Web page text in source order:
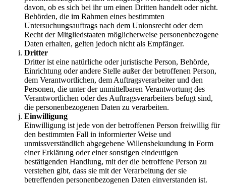
davon, ob es sich bei ihr um einen Dritten handelt oder nicht.
Behörden, die im Rahmen eines bestimmten
Untersuchungsauftrags nach dem Unionsrecht oder dem
Recht der Mitgliedstaaten möglicherweise personenbezogene
Daten erhalten, gelten jedoch nicht als Empfänger.
Dritter
Dritter ist eine natürliche oder juristische Person, Behörde,
Einrichtung oder andere Stelle außer der betroffenen Person,
dem Verantwortlichen, dem Auftragsverarbeiter und den
Personen, die unter der unmittelbaren Verantwortung des
Verantwortlichen oder des Auftragsverarbeiters befugt sind,
die personenbezogenen Daten zu verarbeiten.
Einwilligung
Einwilligung ist jede von der betroffenen Person freiwillig für
den bestimmten Fall in informierter Weise und
unmissverständlich abgegebene Willensbekundung in Form
einer Erklärung oder einer sonstigen eindeutigen
bestätigenden Handlung, mit der die betroffene Person zu
verstehen gibt, dass sie mit der Verarbeitung der sie
betreffenden personenbezogenen Daten einverstanden ist.